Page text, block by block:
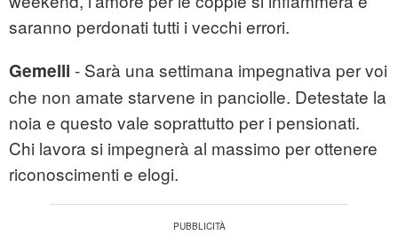
saranno perdonati tutti i vecchi errori.
Gemelli - Sarà una settimana impegnativa per voi
che non amate starvene in panciolle. Detestate la
noia e questo vale soprattutto per i pensionati.
Chi lavora si impegnerà al massimo per ottenere
riconoscimenti e elogi.